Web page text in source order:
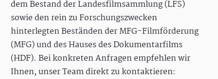
dem Bestand der Landesfilmsammlung (LFS)
sowie den rein zu Forschungszwecken
hinterlegten Beständen der MFG-Filmförderung
(MFG) und des Hauses des Dokumentarfilms
(HDF). Bei konkreten Anfragen empfehlen wir
Ihnen, unser Team direkt zu kontaktieren: